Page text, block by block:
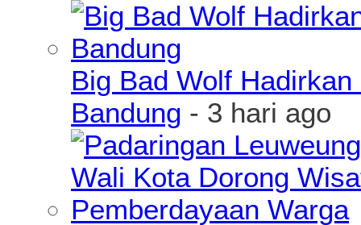
Big Bad Wolf
Bandung - 3 hari ago